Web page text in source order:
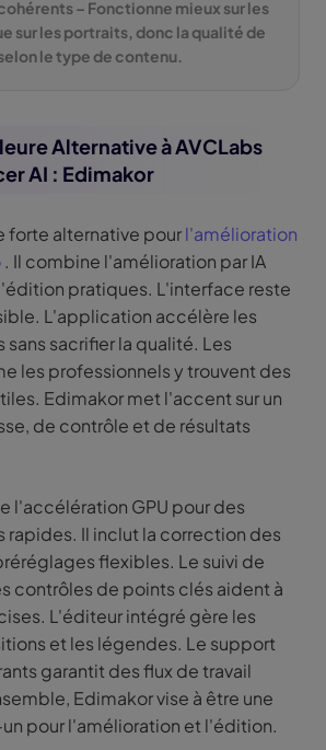
– Fonctionne mieux sur les
sur les portraits, donc la qualité de
le type de contenu.
Alternative à AVCLabs
AI : Edimakor
forte alternative pourl'amélioration
. Il combine l'amélioration par IA
pratiques. L'interface reste
L'application accélère les
sacrifier la qualité. Les
les professionnels y trouvent des
Edimakor met l'accent sur un
de contrôle et de résultats
l'accélération GPU pour des
rapides. Il inclut la correction des
flexibles. Le suivi de
contrôles de points clés aident à
L'éditeur intégré gère les
et les légendes. Le support
garantit des flux de travail
Edimakor vise à être une
pour l'amélioration et l'édition.